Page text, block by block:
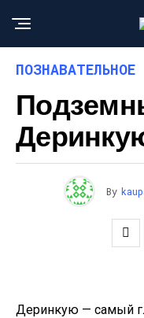
ПОЗНАВАТЕЛЬНОЕ
By
Деринкую — самый